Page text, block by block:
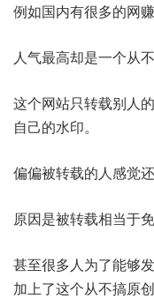
例如国内有很多的网赚
人气最高却是一个从
这个网站只转载别人
自己的水印。
偏偏被转载的人感觉还
原因是被转载相当于
甚至很多人为了能够
加上了这个从不搞原